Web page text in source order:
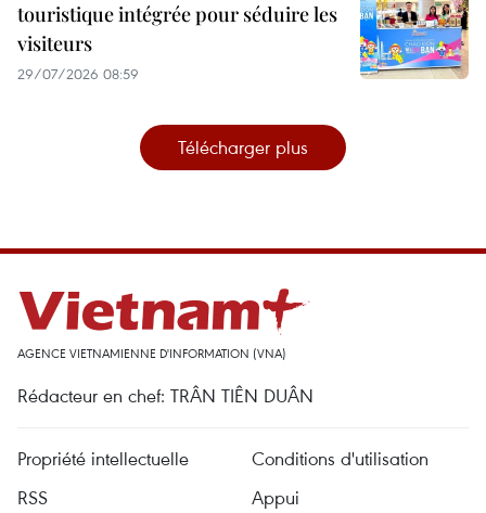
touristique intégrée pour séduire les
visiteurs
29/07/2026 08:59
Télécharger plus
AGENCE VIETNAMIENNE D'INFORMATION (VNA)
Rédacteur en chef: TRÂN TIÊN DUÂN
Propriété intellectuelle
Conditions d'utilisation
RSS
Appui